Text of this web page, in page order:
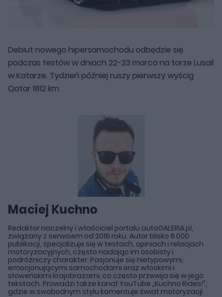
Debiut nowego hipersamochodu odbędzie się
podczas testów w dniach 22-23 marca na torze Lusail
w Katarze. Tydzień później ruszy pierwszy wyścig
Qatar 1812 km.
Maciej Kuchno
Redaktor naczelny i właściciel portalu autoGALERIA.pl,
związany z serwisem od 2016 roku. Autor blisko 6 000
publikacji, specjalizuje się w testach, opiniach i relacjach
motoryzacyjnych, często nadając im osobisty i
podróżniczy charakter. Pasjonuje się nietypowymi,
emocjonującymi samochodami oraz włoskimi i
słoweńskimi krajobrazami, co często przewija się w jego
tekstach. Prowadzi także kanał YouTube „Kuchno Rides!”,
gdzie w swobodnym stylu komentuje świat motoryzacji.